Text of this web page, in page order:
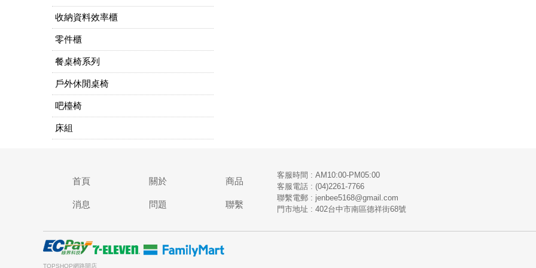
收納資料效率櫃
零件櫃
餐桌椅系列
戶外休閒桌椅
吧檯椅
床組
首頁 關於 商品
消息 問題 聯繫
客服時間 : AM10:00-PM05:00
客服電話 : (04)2261-7766
​聯繫電郵 : jenbee5168@gmail.com
門市地址 : 402台中市南區德祥街68號
TOPSHOP網路開店